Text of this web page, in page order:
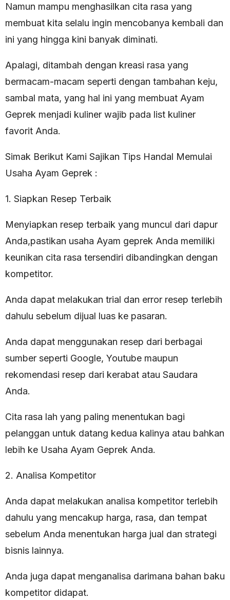
Namun mampu menghasilkan cita rasa yang
membuat kita selalu ingin mencobanya kembali dan
ini yang hingga kini banyak diminati.
Apalagi, ditambah dengan kreasi rasa yang
bermacam-macam seperti dengan tambahan keju,
sambal mata, yang hal ini yang membuat Ayam
Geprek menjadi kuliner wajib pada list kuliner
favorit Anda.
Simak Berikut Kami Sajikan Tips Handal Memulai
Usaha Ayam Geprek :
1. Siapkan Resep Terbaik
Menyiapkan resep terbaik yang muncul dari dapur
Anda,pastikan usaha Ayam geprek Anda memiliki
keunikan cita rasa tersendiri dibandingkan dengan
kompetitor.
Anda dapat melakukan trial dan error resep terlebih
dahulu sebelum dijual luas ke pasaran.
Anda dapat menggunakan resep dari berbagai
sumber seperti Google, Youtube maupun
rekomendasi resep dari kerabat atau Saudara
Anda.
Cita rasa lah yang paling menentukan bagi
pelanggan untuk datang kedua kalinya atau bahkan
lebih ke Usaha Ayam Geprek Anda.
2. Analisa Kompetitor
Anda dapat melakukan analisa kompetitor terlebih
dahulu yang mencakup harga, rasa, dan tempat
sebelum Anda menentukan harga jual dan strategi
bisnis lainnya.
Anda juga dapat menganalisa darimana bahan baku
kompetitor didapat.